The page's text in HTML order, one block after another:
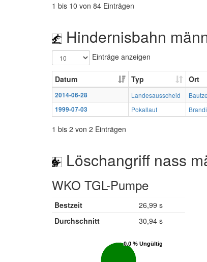
1 bis 10 von 84 Einträgen
Hindernisbahn
Einträge anzeigen
Datum Typ Ort
2014-06-28 Landesausscheid
1999-07-03
Pokallauf
1 bis 2 von 2 Einträgen
Löschangriff nass
WKO TGL-Pumpe
Bestzeit
26,99 s
Durchschnitt
30,94 s
0.0 % Ungültig
0.0 % Ungültig